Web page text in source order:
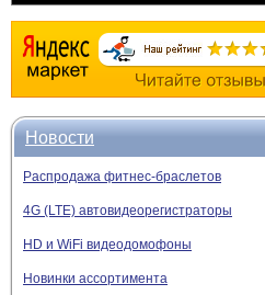
Новости
Распродажа фитнес-браслетов
4G (LTE) автовидеорегистраторы
HD и WiFi видеодомофоны
Новинки ассортимента